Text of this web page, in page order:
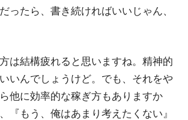
ったら、書き続ければいいじゃん、
は結構疲れると思いますね。精神的
いんでしょうけど。でも、それをや
他に効率的な稼ぎ方もありますか
『もう、俺はあまり考えたくない』